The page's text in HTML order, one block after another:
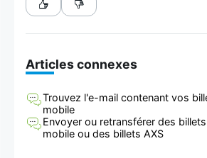
Articles connexes
Trouvez l'e-mail contenant vos
mobile
Envoyer ou retransférer des
mobile ou des billets AXS